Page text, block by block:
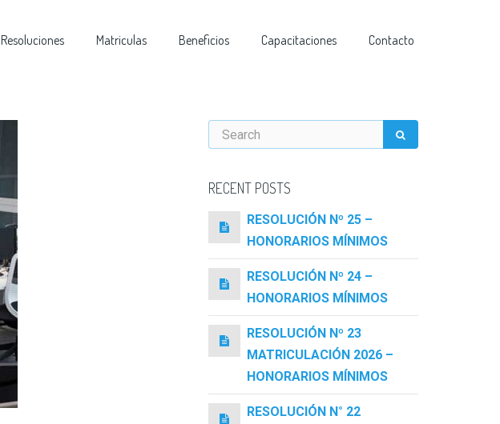
Resoluciones Matriculas Beneficios Capacitaciones Contacto
RECENT POSTS
RESOLUCIÓN Nº 25 –
HONORARIOS MÍNIMOS
RESOLUCIÓN Nº 24 –
HONORARIOS MÍNIMOS
RESOLUCIÓN Nº 23
MATRICULACIÓN 2026 –
HONORARIOS MÍNIMOS
RESOLUCIÓN N° 22